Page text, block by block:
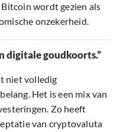
wordt gezien als
onzekerheid.
digitale goudkoorts.”
niet volledig
Het is een mix van
Zo heeft
van cryptovaluta